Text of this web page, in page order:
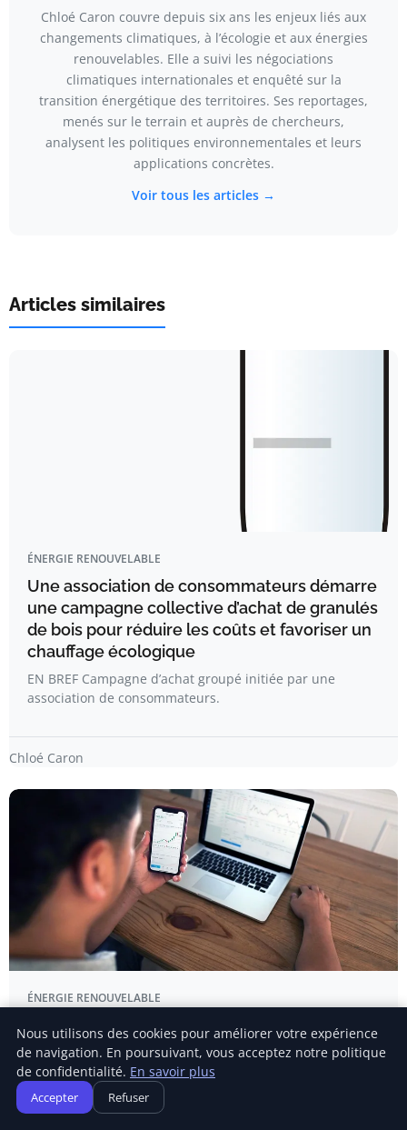
Chloé Caron couvre depuis six ans les enjeux liés aux
changements climatiques, à l’écologie et aux énergies
renouvelables. Elle a suivi les négociations
climatiques internationales et enquêté sur la
transition énergétique des territoires. Ses reportages,
menés sur le terrain et auprès de chercheurs,
analysent les politiques environnementales et leurs
applications concrètes.
Voir tous les articles →
Articles similaires
ÉNERGIE RENOUVELABLE
Une association de consommateurs démarre
une campagne collective d’achat de granulés
de bois pour réduire les coûts et favoriser un
chauffage écologique
EN BREF Campagne d’achat groupé initiée par une
association de consommateurs.
Chloé Caron
ÉNERGIE RENOUVELABLE
Shell mise sur le trading pour ouvrir un
nouveau chapitre de profits
EN BREF Baisse du titre : -1,71% à 3 156,50 pence malgré
un bon premier…
Nous utilisons des cookies pour améliorer votre expérience
de navigation. En poursuivant, vous acceptez notre politique
de confidentialité. En savoir plus
Accepter Refuser